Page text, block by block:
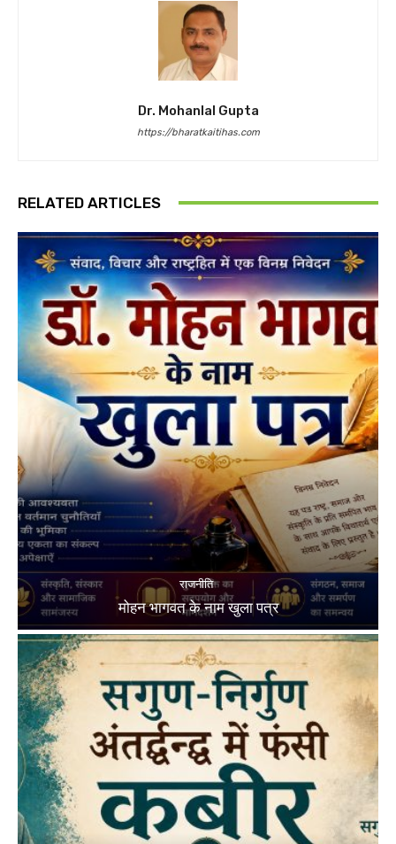
Dr. Mohanlal Gupta
https://bharatkaitihas.com
RELATED ARTICLES
राजनीति
मोहन भागवत के नाम खुला पत्र